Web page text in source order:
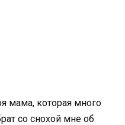
мама, которая много
со снохой мне об